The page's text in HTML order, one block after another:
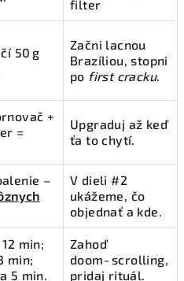
filter
50 g
Začni lacnou
Brazíliou, stopni
po first cracku.
+
=
Upgraduj až keď
ťa to chytí.
–
V dieli #2
ukážeme, čo
objednať a kde.
min;
min;
5 min.
Zahoď
doom‑scrolling,
pridaj rituál.